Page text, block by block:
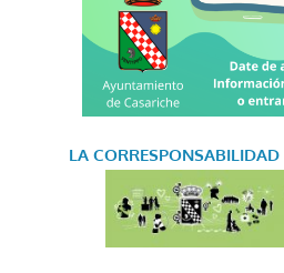
LA CORRESPONSABILIDAD